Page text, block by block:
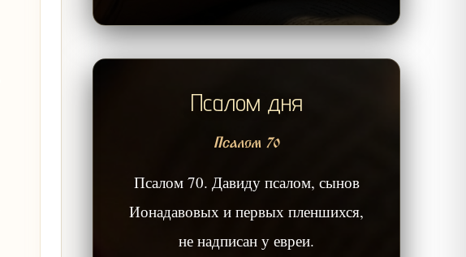
Псалом дня
Псалом 70
Псалом 70. Давиду псалом, сынов
Ионадавовых и первых пленшихся,
не надписан у евреи.